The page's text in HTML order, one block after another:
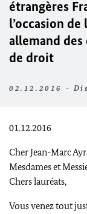
étrangères
l’occasion
allemand des
de droit
02.12.2016 -
01.12.2016
Cher Jean-Marc
Mesdames et
Chers lauréats,
Vous venez tout